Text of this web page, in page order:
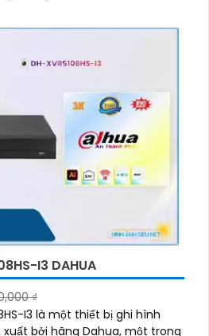
I3 DAHUA
₫
I3 là một thiết bị ghi hình
bởi hãng Dahua, một trong